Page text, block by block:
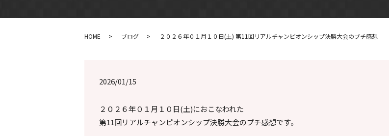
HOME ブログ ２０２６年０１月１０日(土) 第11回リアルチャンピオンシップ決勝大会のプチ感想
2026/01/15
２０２６年０１月１０日(土)におこなわれた
第11回リアルチャンピオンシップ決勝大会のプチ感想です。